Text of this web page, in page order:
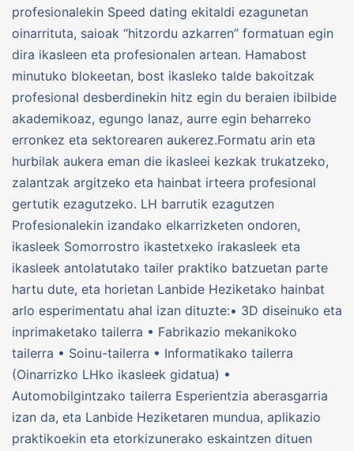
profesionalekin Speed dating ekitaldi ezagunetan
oinarrituta, saioak “hitzordu azkarren” formatuan egin
dira ikasleen eta profesionalen artean. Hamabost
minutuko blokeetan, bost ikasleko talde bakoitzak
profesional desberdinekin hitz egin du beraien ibilbide
akademikoaz, egungo lanaz, aurre egin beharreko
erronkez eta sektorearen aukerez.Formatu arin eta
hurbilak aukera eman die ikasleei kezkak trukatzeko,
zalantzak argitzeko eta hainbat irteera profesional
gertutik ezagutzeko. LH barrutik ezagutzen
Profesionalekin izandako elkarrizketen ondoren,
ikasleek Somorrostro ikastetxeko irakasleek eta
ikasleek antolatutako tailer praktiko batzuetan parte
hartu dute, eta horietan Lanbide Heziketako hainbat
arlo esperimentatu ahal izan dituzte:• 3D diseinuko eta
inprimaketako tailerra • Fabrikazio mekanikoko
tailerra • Soinu-tailerra • Informatikako tailerra
(Oinarrizko LHko ikasleek gidatua) •
Automobilgintzako tailerra Esperientzia aberasgarria
izan da, eta Lanbide Heziketaren mundua, aplikazio
praktikoekin eta etorkizunerako eskaintzen dituen